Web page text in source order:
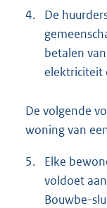
4.
De
betalen
elektriciteit
De volgende
woning van
5.
Elke
voldoet
Bouwbe-